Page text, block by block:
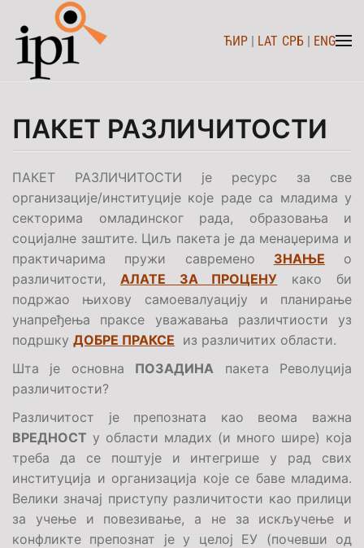
Skip to main content ЋИР | LAT СРБ | ENG
ПАКЕТ РАЗЛИЧИТОСТИ
ПАКЕТ РАЗЛИЧИТОСТИ је ресурс за све
организације/институције које раде са младима у
секторима омладинског рада, образовања и
социјалне заштите. Циљ пакета је да менаџерима и
практичарима пружи савремено ЗНАЊЕ о
различитости, АЛАТЕ ЗА ПРОЦЕНУ како би
подржао њихову самоевалуацију и планирање
унапређења праксе уважавања различтиости уз
подршку ДОБРЕ ПРАКСЕ из различитих области.
Шта је основна ПОЗАДИНА пакета Револуција
различитости?
Различитост је препозната као веома важна
ВРЕДНОСТ у области младих (и много шире) која
треба да се поштује и интегрише у рад свих
институција и организација које се баве младима.
Велики значај приступу различитости као прилици
за учење и повезивање, а не за искључење и
конфликте препознат је у целој ЕУ (почевши од